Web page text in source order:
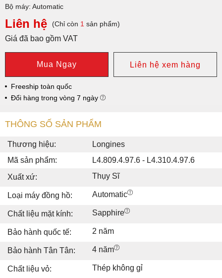
Bộ máy: Automatic
Liên hệ (Chỉ còn 1 sản phẩm)
Giá đã bao gồm VAT
Mua Ngay Liên hệ xem hàng
Freeship toàn quốc
Đổi hàng trong vòng 7 ngày
THÔNG SỐ SẢN PHẨM
Thương hiệu:
Longines
Mã sản phẩm:
L4.809.4.97.6 - L4.310.4.97.6
Xuất xứ:
Thụy Sĩ
Loại máy đồng hồ: Automatic
Chất liệu mặt kính: Sapphire
Bảo hành quốc tế: 2 năm
Bảo hành Tân Tân: 4 năm
Chất liệu vỏ: Thép không gỉ